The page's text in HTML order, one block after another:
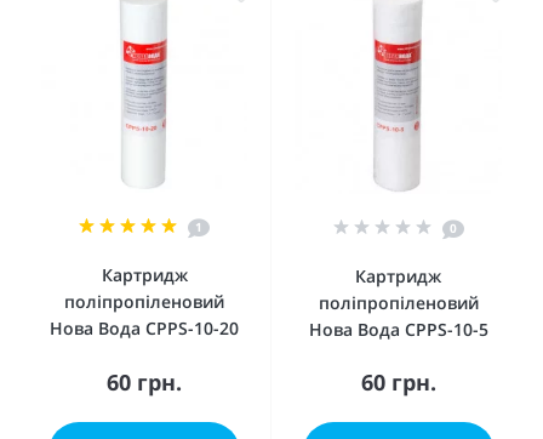
1
Картридж
поліпропіленовий
Нова Вода CPPS-10-20
60 грн.
0
Картридж
поліпропіленовий
Нова Вода CPPS-10-5
60 грн.